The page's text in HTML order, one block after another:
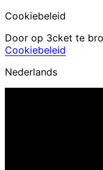
Cookiebeleid
Door op 3cket te
Cookiebeleid
Nederlands